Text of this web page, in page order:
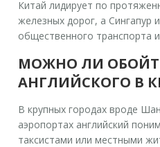
Китай лидирует по
железных дорог, а Сингапур
общественного транспорта
МОЖНО ЛИ
АНГЛИЙСКОГО В
В крупных городах вроде
аэропортах английский
таксистами или местными